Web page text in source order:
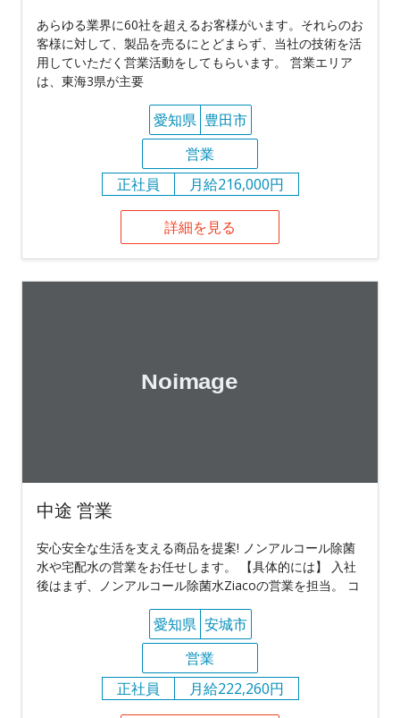
あらゆる業界に60社を超えるお客様がいます。それらのお
客様に対して、製品を売るにとどまらず、当社の技術を活
用していただく営業活動をしてもらいます。 営業エリア
は、東海3県が主要
愛知県 豊田市
営業
正社員
月給216,000円
詳細を見る
中途 営業
安心安全な生活を支える商品を提案! ノンアルコール除菌
水や宅配水の営業をお任せします。 【具体的には】 入社
後はまず、ノンアルコール除菌水Ziacoの営業を担当。 コ
愛知県 安城市
営業
正社員
月給222,260円